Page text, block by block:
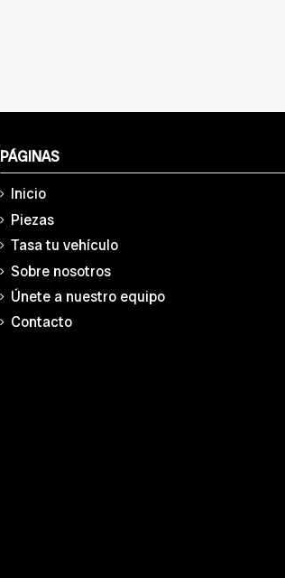
PÁGINAS
Inicio
Piezas
Tasa tu vehículo
Sobre nosotros
Únete a nuestro equipo
Contacto